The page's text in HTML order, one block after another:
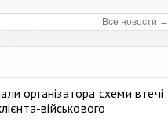
Все новости →
організатора схеми втечі
військового